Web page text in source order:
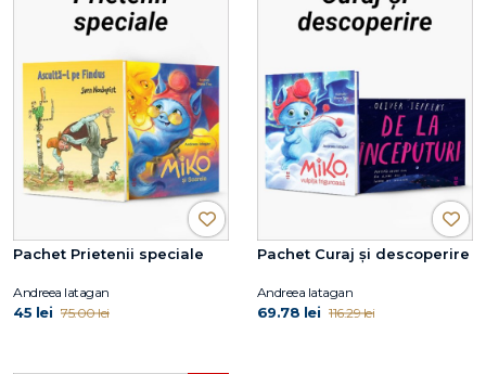
Pachet Prietenii speciale
Andreea Iatagan
45 lei 75.00 lei
Pachet Curaj și descoperire
Andreea Iatagan
69.78 lei 116.29 lei